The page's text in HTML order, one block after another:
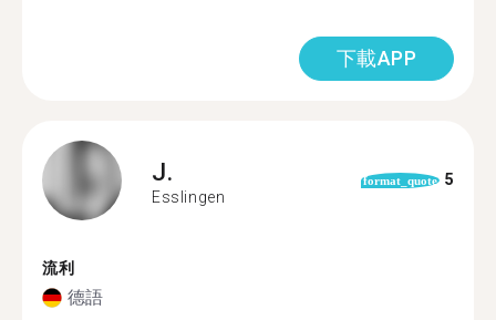
下載APP
J.
Esslingen
format_quote 5
流利
德語